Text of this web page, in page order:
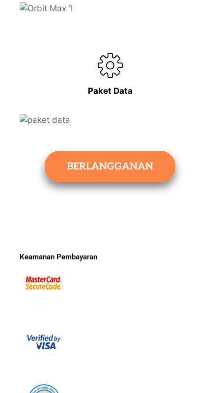
Paket Data
BERLANGGANAN
Keamanan Pembayaran